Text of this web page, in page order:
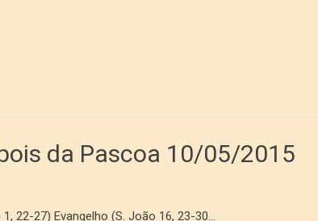
da Pascoa 10/05/2015
22-27) Evangelho (S. João 16, 23-30...